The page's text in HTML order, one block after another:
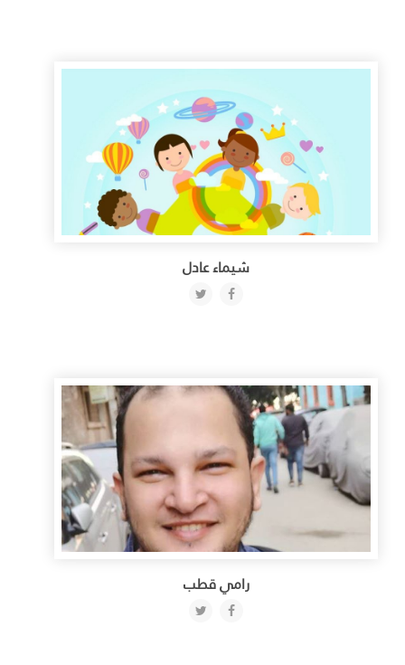
شيماء عادل
رامي قطب